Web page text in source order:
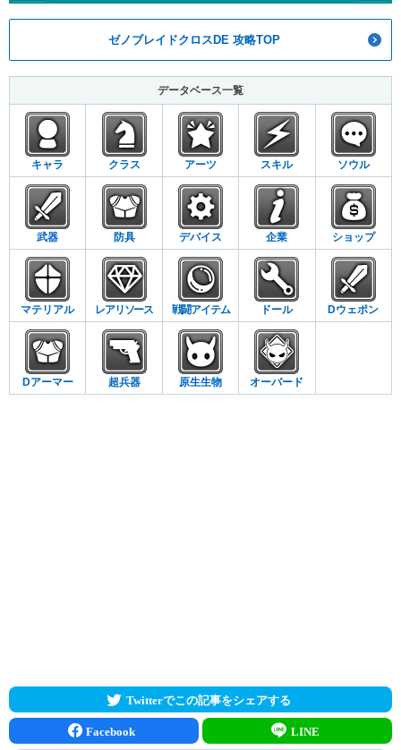
ゼノブレイドクロスDE 攻略TOP
データベース一覧
キャラ クラス アーツ スキル ソウル
武器 防具 デバイス 企業 ショップ
マテリアル レアリソース 戦闘アイテム ドール Dウェポン
Dアーマー 超兵器 原生生物 オーバード
Twitterでこの記事をシェアする
Facebook LINE